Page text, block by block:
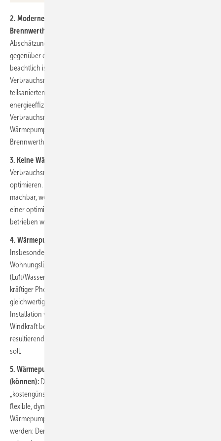
2. Moderne Luft/Wasser-Wärmepumpe „schlägt“ Gas-
Brennwertheizkessel:
Abschätzung des CO
gegenüber einer Gas-Heizung zeigt, dass ihr Vorsprung schon heute
beachtlich ist. Gestützt wird dies durch die Auswertung eines
Verbrauchsmonitorings für eine Luft/Wasser-Wärmepumpe in einem
teilsaniertem Altbau im Vergleich zu dem demontierten, aber stets
energieeffizient betriebenen Gas-Brennwertheizkessel. Auch die
Verbrauchsmessungen zeigen klar den Vorteil der real betriebenen
Wärmepumpe gegenüber dem zuvor real betriebenen Gas-
Brennwertheizkessel.
3. Keine Wärmepumpe ohne Betriebsoptimierung:
Verbrauchsmonitoring hilft den Heizbetrieb einer Wärmepumpe zu
optimieren. Ein Stromeinsparpotenzial von 10 % (und mehr) ist
machbar, wenn die Wärmepumpe statt mit „Werkseinstellung“ mit
einer optimierten und an das Gebäude angepassten Reglereinstellung
betrieben wird.
4. Wärmepumpenhochlauf:
Insbesondere der Ausbau der Windenergie, aber auch eine
Wohnungslüftung mit Wärmerückgewinnung nützt
(Luft/Wasser-)Wärmepumpen vor allem im Kernwinter. Auch ein
kräftiger Photovoltaik-Zubau kann in diesem Zeitraum keinen
gleichwertigen Beitrag leisten. Somit lässt sich abschätzen, was die
Installation von 500 000 Wärmepumpen pro Jahr für den Zubau von
Windkraft bedeutet, wenn der aus dem Wärmepumpenhochlauf
resultierende Strombedarf (bilanziell) mit Windstrom gedeckt werden
soll.
5. Wärmepumpen müssen netzdienlich betrieben werden
(können):Das mit einer Wärmepumpe beheizte Gebäude kann als
„kostengünstiger Stromspeicher“ genutzt werden. Dafür werden
flexible, dynamische Stromtarife und ein Smart Meter für jede
Wärmepumpe benötigt. Nur so kann ein wichtiges Signal genutzt
werden: Der Strompreis an der Börse ist niedriger, wenn der Strom